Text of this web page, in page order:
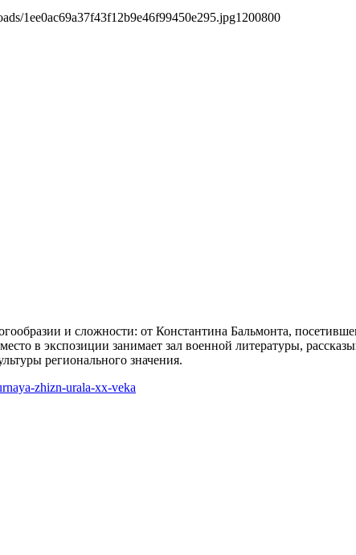
1ee0ac69a37f43f12b9e46f99450e295.jpg1200800
и сложности: от Константина Бальмонта,
в экспозиции занимает зал военной литературы,
регионального значения.
zhizn-urala-xx-veka